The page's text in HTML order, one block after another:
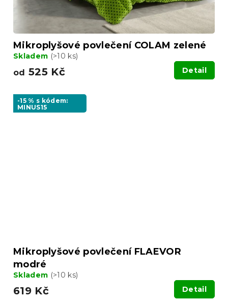
Mikroplyšové povlečení COLAM zelené
Skladem (>10 ks)
od 525 Kč Detail
-15 % s kódem:
MINUS15
Mikroplyšové povlečení FLAEVOR
modré
Skladem (>10 ks)
619 Kč Detail